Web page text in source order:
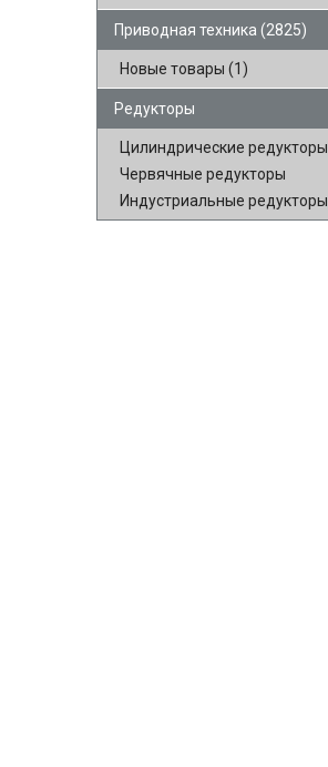
Приводная техника (2825)
Новые товары (1)
Редукторы
Цилиндрические редукторы
Червячные редукторы
Индустриальные редукторы